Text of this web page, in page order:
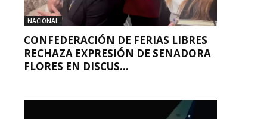
NACIONAL
CONFEDERACIÓN DE FERIAS LIBRES
RECHAZA EXPRESIÓN DE SENADORA
FLORES EN DISCUS...